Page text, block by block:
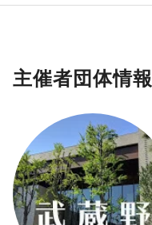
主催者団体情報